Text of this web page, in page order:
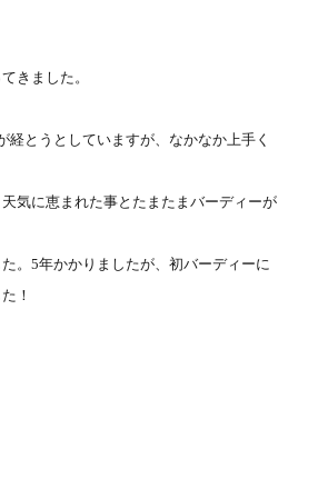
きました。
経とうとしていますが、なかなか上手く
気に恵まれた事とたまたまバーディーが
。5年かかりましたが、初バーディーに
！